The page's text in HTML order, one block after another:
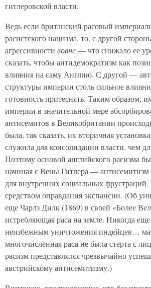
гитлеровской власти.
Ведь если британский расовый
расистского нацизма, то, с другой
агрессивности вовне— что снижало ее
сказать, чтобы антидемократизм как
влияния на саму Англию. С другой —
структуры империи столь сильное
готовность притеснять. Таким образом,
империи в значительной мере
антисемитов в Великобритании
была, так сказать, их вторичная
служила для консолидации власти, чем
Поэтому основой английского расизма
начиная с Вены Гитлера — антисемитизм
для внутренних социальных
средством оправдания экспансии. (Об
еще Чарлз Дилк (1869) в своей «Более
истребляющая раса на земле. Никогда
неизбежным уничтожения индейцев…
многочисленная раса не была стерта с
расизм представлялся чрезвычайно
австрийскому антисемитизму.)